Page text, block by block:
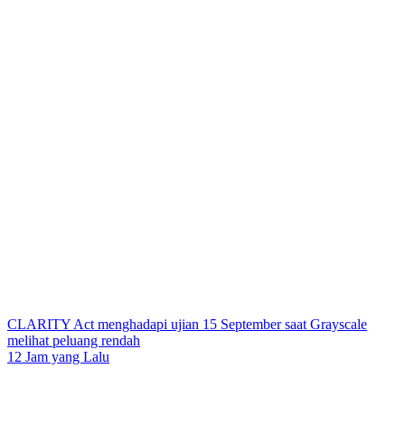
CLARITY Act menghadapi ujian 15 September saat Grayscale
melihat peluang rendah
12 Jam yang Lalu